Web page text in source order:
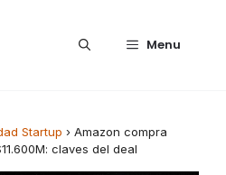
Menu
Startup › Amazon compra
claves del deal